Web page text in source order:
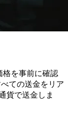
格を事前に確認
ての送金をリア
貨で送金しま